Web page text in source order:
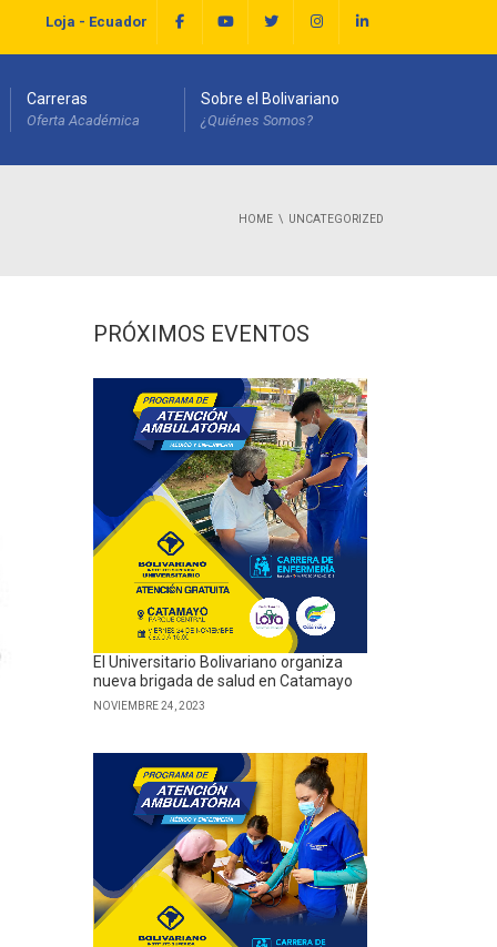
Loja - Ecuador
Carreras
Oferta Académica
Sobre el Bolivariano
¿Quiénes Somos?
HOME UNCATEGORIZED
PRÓXIMOS EVENTOS
El Universitario Bolivariano organiza
nueva brigada de salud en Catamayo
NOVIEMBRE 24, 2023